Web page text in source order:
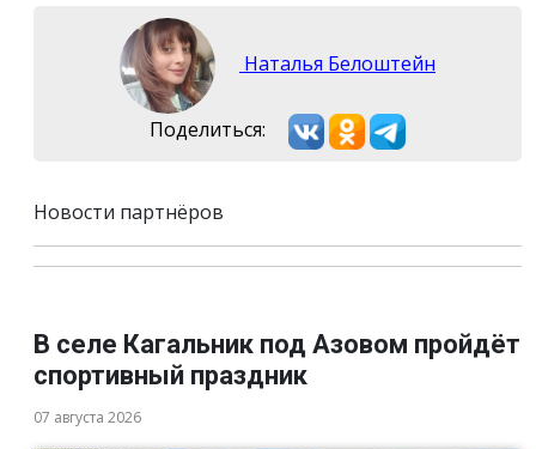
Наталья Белоштейн
Поделиться:
Новости партнёров
В селе Кагальник под Азовом пройдёт
спортивный праздник
07 августа 2026